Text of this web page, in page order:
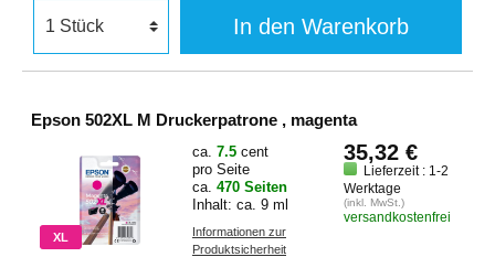
In den Warenkorb
Epson 502XL M Druckerpatrone , magenta
XL
ca. 7.5 cent
pro Seite
ca. 470 Seiten
Inhalt: ca. 9 ml
Informationen zur
Produktsicherheit
35,32 €
Lieferzeit : 1-2
Werktage
(inkl. MwSt.)
versandkostenfrei